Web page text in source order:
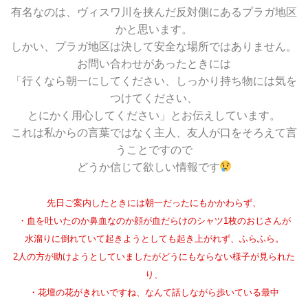
有名なのは、ヴィスワ川を挟んだ反対側にあるプラガ地区
かと思います。
しかい、プラガ地区は決して安全な場所ではありません。
お問い合わせがあったときには
「行くなら朝一にしてください、しっかり持ち物には気を
つけてください、
とにかく用心してください」とお伝えしています。
これは私からの言葉ではなく主人、友人が口をそろえて言
うことですので
どうか信じて欲しい情報です
先日ご案内したときには朝一だったにもかかわらず、
・血を吐いたのか鼻血なのか顔が血だらけのシャツ1枚のおじさんが
水溜りに倒れていて起きようとしても起き上がれず、ふらふら。
2人の方が助けようとしていましたがどうにもならない様子が見られた
り、
・花壇の花がきれいですね、なんて話しながら歩いている最中